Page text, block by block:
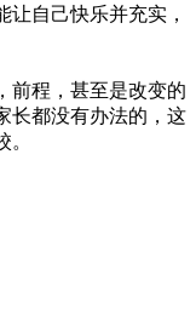
让自己快乐并充实，
前程，甚至是改变的
长都没有办法的，这